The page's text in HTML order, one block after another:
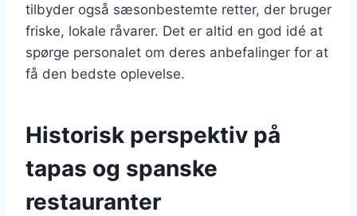
tilbyder også sæsonbestemte retter, der bruger
friske, lokale råvarer. Det er altid en god idé at
spørge personalet om deres anbefalinger for at
få den bedste oplevelse.
Historisk perspektiv på
tapas og spanske
restauranter